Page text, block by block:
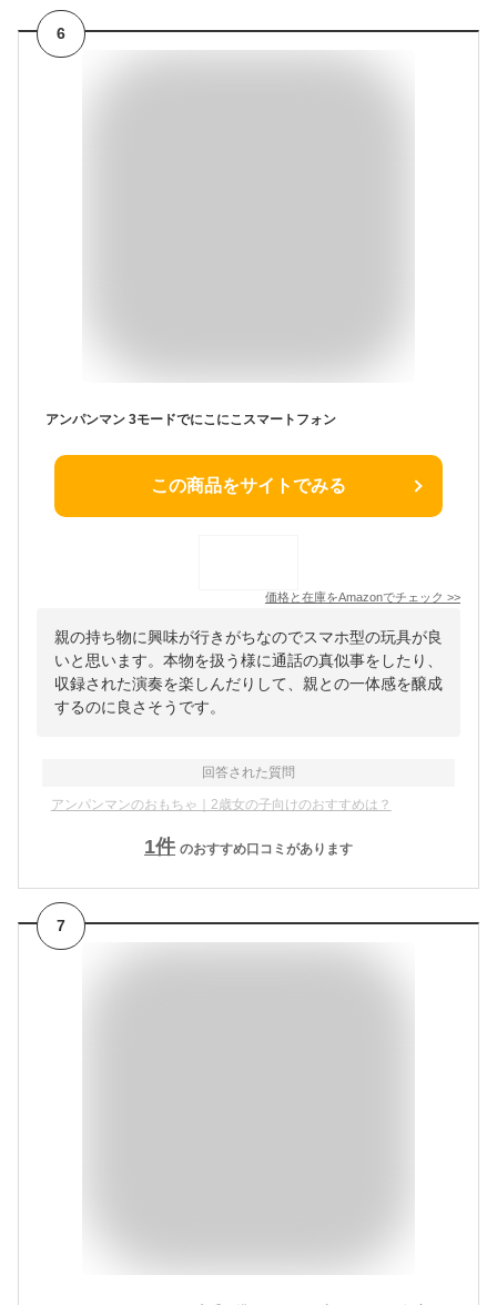
6
アンパンマン 3モードでにこにこスマートフォン
この商品をサイトでみる
価格と在庫をAmazonでチェック >>
親の持ち物に興味が行きがちなのでスマホ型の玩具が良
いと思います。本物を扱う様に通話の真似事をしたり、
収録された演奏を楽しんだりして、親との一体感を醸成
するのに良さそうです。
回答された質問
アンパンマンのおもちゃ｜2歳女の子向けのおすすめは？
1件 のおすすめ口コミがあります
7